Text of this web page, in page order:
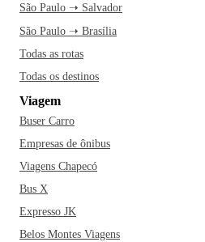
São Paulo ➝ Salvador
São Paulo ➝ Brasília
Todas as rotas
Todas os destinos
Viagem
Buser Carro
Empresas de ônibus
Viagens Chapecó
Bus X
Expresso JK
Belos Montes Viagens